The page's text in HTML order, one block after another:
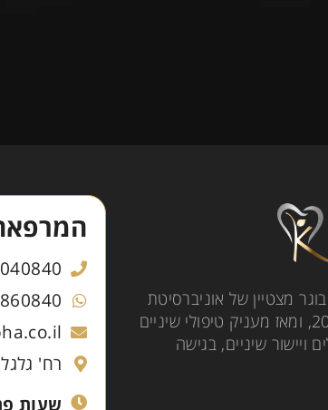
עם מעל 14 שנות ניסיון, בוגר מצטיין של אוניברסיטת
רגנסבורג בגרמניה. את מרפאתו בהרצליה הקים בשנת 2015, ומאז מעניק טיפולי שיניים
שיניים, בגישה
רח' גלגלי הפלדה 11,
שעות